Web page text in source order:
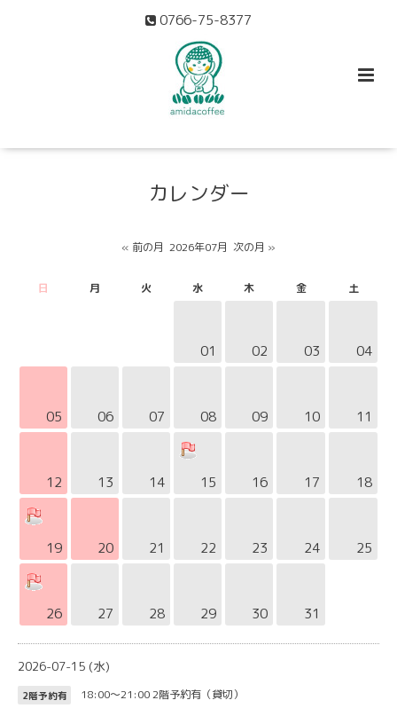
0766-75-8377
カレンダー
« 前の月 2026年07月 次の月 »
日 月 火 水 木 金 土
01 02 03 04
05 06 07 08 09 10 11
12 13 14 15 16 17 18
19 20 21 22 23 24 25
26 27 28 29 30 31
2026-07-15 (水)
2階予約有 18:00～21:00 2階予約有（貸切）